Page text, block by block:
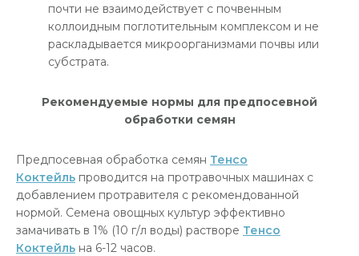
почти не взаимодействует с почвенным
коллоидным поглотительным комплексом и не
раскладывается микроорганизмами почвы или
субстрата.
Рекомендуемые нормы для предпосевной
обработки семян
Предпосевная обработка семян Тенсо
Коктейль проводится на протравочных машинах с
добавлением протравителя с рекомендованной
нормой. Семена овощных культур эффективно
замачивать в 1% (10 г/л воды) растворе Тенсо
Коктейль на 6-12 часов.